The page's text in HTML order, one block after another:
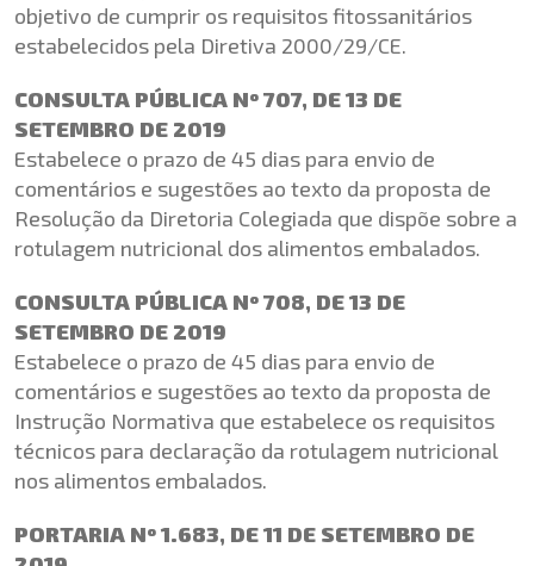
objetivo de cumprir os requisitos fitossanitários
estabelecidos pela Diretiva 2000/29/CE.
CONSULTA PÚBLICA Nº 707, DE 13 DE
SETEMBRO DE 2019
Estabelece o prazo de 45 dias para envio de
comentários e sugestões ao texto da proposta de
Resolução da Diretoria Colegiada que dispõe sobre a
rotulagem nutricional dos alimentos embalados.
CONSULTA PÚBLICA Nº 708, DE 13 DE
SETEMBRO DE 2019
Estabelece o prazo de 45 dias para envio de
comentários e sugestões ao texto da proposta de
Instrução Normativa que estabelece os requisitos
técnicos para declaração da rotulagem nutricional
nos alimentos embalados.
PORTARIA Nº 1.683, DE 11 DE SETEMBRO DE